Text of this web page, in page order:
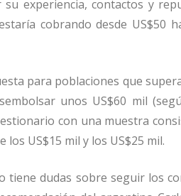
experiencia, contactos y
ía cobrando desde US$50
para poblaciones que
unos US$60 mil (seg
con una muestra
los US$15 mil y los US$25 mil.
tiene dudas sobre seguir los